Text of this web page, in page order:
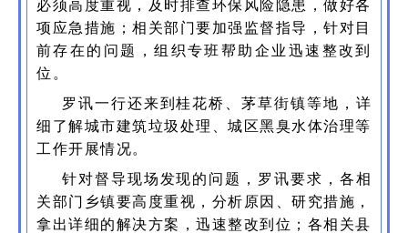
必须高度重视，及时排查环保风险隐患，做好各
项应急措施；相关部门要加强监督指导，针对目
前存在的问题，组织专班帮助企业迅速整改到
位。
罗讯一行还来到桂花桥、茅草街镇等地，详
细了解城市建筑垃圾处理、城区黑臭水体治理等
工作开展情况。
针对督导现场发现的问题，罗讯要求，各相
关部门乡镇要高度重视，分析原因、研究措施，
拿出详细的解决方案，迅速整改到位；各相关县